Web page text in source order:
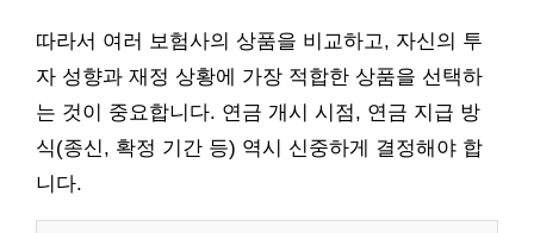
따라서 여러 보험사의 상품을 비교하고, 자신의 투
자 성향과 재정 상황에 가장 적합한 상품을 선택하
는 것이 중요합니다. 연금 개시 시점, 연금 지급 방
식(종신, 확정 기간 등) 역시 신중하게 결정해야 합
니다.